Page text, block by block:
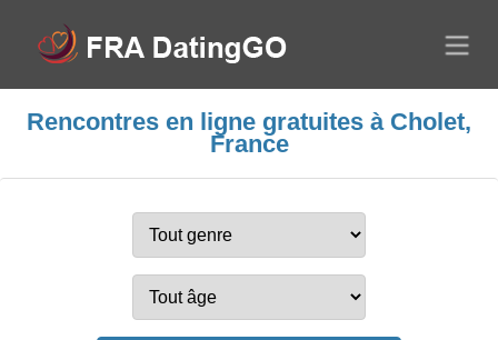
Rencontres en ligne gratuites à Cholet,
France